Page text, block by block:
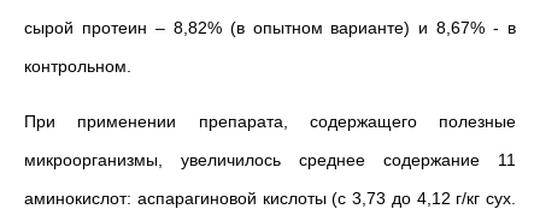
сырой протеин – 8,82% (в опытном варианте) и 8,67% - в
контрольном.
При применении препарата, содержащего полезные
микроорганизмы, увеличилось среднее содержание 11
аминокислот: аспарагиновой кислоты (с 3,73 до 4,12 г/кг сух.